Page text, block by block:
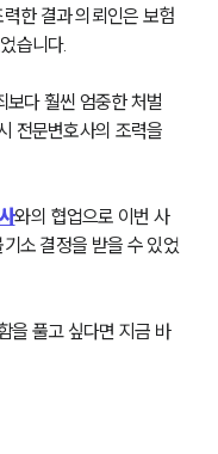
한 결과 의뢰인은 보험
습니다.
다 훨씬 엄중한 처벌
전문변호사의 조력을
와의 협업으로 이번 사
소 결정을 받을 수 있었
을 풀고 싶다면 지금 바